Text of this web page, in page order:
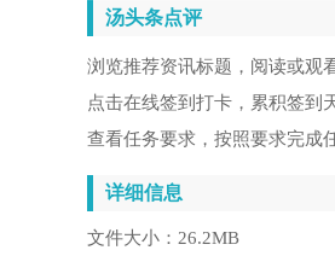
汤头条点评
浏览推荐资讯标题，阅读或观
点击在线签到打卡，累积签到
查看任务要求，按照要求完成
详细信息
文件大小： 26.2MB